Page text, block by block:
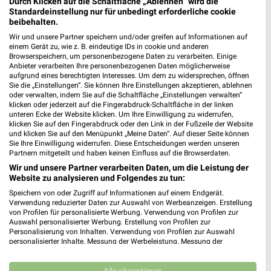
toom Baumarkt
16,5 km
Angebote ab 08.08.
Gültig bis Fr. 14.08.
Lidl
Angebote ab 17.08.
Gültig ab Mo. 17.08.
PENNY XXXLutz
Standardeinstellung nur für unbedingt erforderliche cookie
beibehalten.
Wir und unsere Partner speichern und/oder greifen auf Informationen auf
einem Gerät zu, wie z. B. eindeutige IDs in cookie und anderen
Browserspeichern, um personenbezogene Daten zu verarbeiten. Einige
Anbieter verarbeiten Ihre personenbezogenen Daten möglicherweise
aufgrund eines berechtigten Interesses. Um dem zu widersprechen, öffnen
Sie die „Einstellungen“. Sie können Ihre Einstellungen akzeptieren, ablehnen
oder verwalten, indem Sie auf die Schaltfläche „Einstellungen verwalten“
klicken oder jederzeit auf die Fingerabdruck-Schaltfläche in der linken
unteren Ecke der Website klicken. Um Ihre Einwilligung zu widerrufen,
klicken Sie auf den Fingerabdruck oder den Link in der Fußzeile der Website
und klicken Sie auf den Menüpunkt „Meine Daten“. Auf dieser Seite können
Sie Ihre Einwilligung widerrufen. Diese Entscheidungen werden unseren
Partnern mitgeteilt und haben keinen Einfluss auf die Browserdaten.
Wir und unsere Partner verarbeiten Daten, um die Leistung der
Website zu analysieren und Folgendes zu tun:
Speichern von oder Zugriff auf Informationen auf einem Endgerät.
Verwendung reduzierter Daten zur Auswahl von Werbeanzeigen. Erstellung
von Profilen für personalisierte Werbung. Verwendung von Profilen zur
Auswahl personalisierter Werbung. Erstellung von Profilen zur
Personalisierung von Inhalten. Verwendung von Profilen zur Auswahl
personalisierter Inhalte. Messung der Werbeleistung. Messung der
Kombinationen von Daten aus verschiedenen Quellen. Entwicklung und